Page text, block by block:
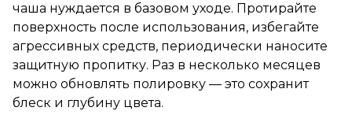
чаша нуждается в базовом уходе. Протирайте
поверхность после использования, избегайте
агрессивных средств, периодически наносите
защитную пропитку. Раз в несколько месяцев
можно обновлять полировку — это сохранит
блеск и глубину цвета.